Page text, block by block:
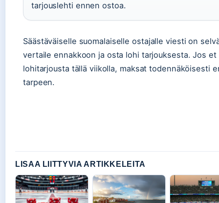
tarjouslehti ennen ostoa.
Säästäväiselle suomalaiselle ostajalle viesti on
vertaile ennakkoon ja osta lohi tarjouksesta. Jos
lohitarjousta tällä viikolla, maksat todennäköisesti
tarpeen.
LISAA LIITTYVIA ARTIKKELEITA